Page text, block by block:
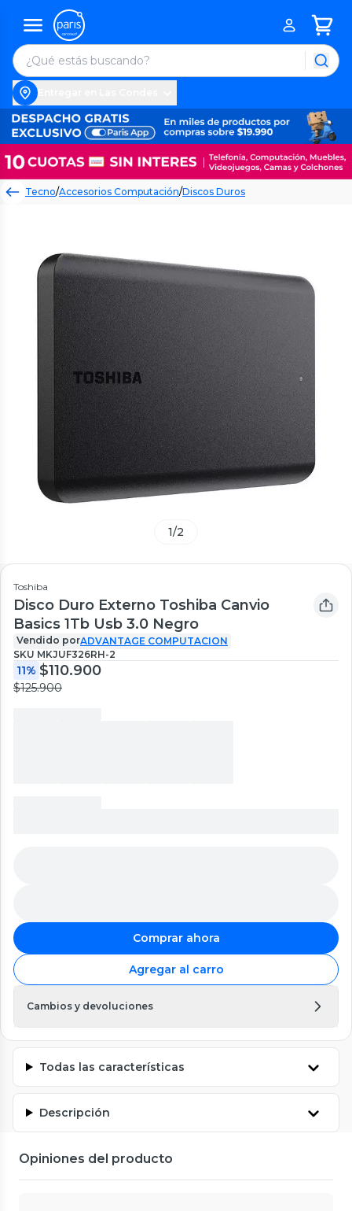
Tecno/Accesorios Computación/Discos Duros
1/2
Toshiba
Disco Duro Externo Toshiba Canvio
Basics 1Tb Usb 3.0 Negro
Vendido porADVANTAGE COMPUTACION
SKU MKJUF326RH-2
11% $110.900
$125.900
Comprar ahora
Agregar al carro
Cambios y devoluciones
Todas las características
Descripción
Opiniones del producto